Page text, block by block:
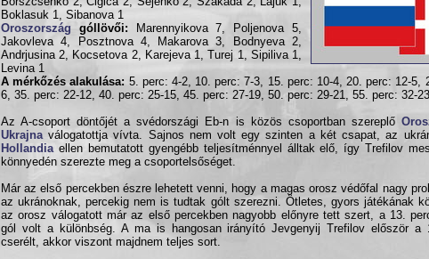
Boklasuk 1, Sibanova 1
Oroszország góllövői: Marennyikova 7, Poljenova 5,
Jakovleva 4, Posztnova 4, Makarova 3, Bodnyeva 2,
Andrjusina 2, Kocsetova 2, Karejeva 1, Turej 1, Sipiliva 1,
Levina 1
A mérkőzés alakulása: 5. perc: 4-2, 10. perc: 7-3, 15. perc: 10-4, 20. perc: 12-5,
6, 35. perc: 22-12, 40. perc: 25-15, 45. perc: 27-19, 50. perc: 29-21, 55. perc: 32-23
Az A-csoport döntőjét a svédországi Eb-n is közös csoportban szereplő
Ukrajna válogatottja vívta. Sajnos nem volt egy szinten a két csapat, az
Hollandia ellen bemutatott gyengébb teljesítménnyel álltak elő, így Trefilov
könnyedén szerezte meg a csoportelsőséget.
Már az első percekben észre lehetett venni, hogy a magas orosz védőfal nagy
az ukránoknak, percekig nem is tudtak gólt szerezni. Ötletes, gyors játékának
az orosz válogatott már az első percekben nagyobb előnyre tett szert, a 13.
gól volt a különbség. A ma is hangosan irányító Jevgenyij Trefilov először a
cserélt, akkor viszont majdnem teljes sort.